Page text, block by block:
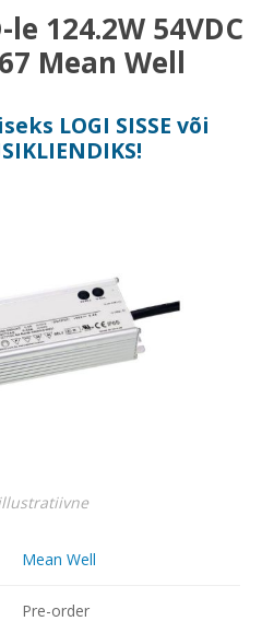
124.2W 54VDC
Mean Well
LOGI SISSE või
!
Mean Well
Pre-order